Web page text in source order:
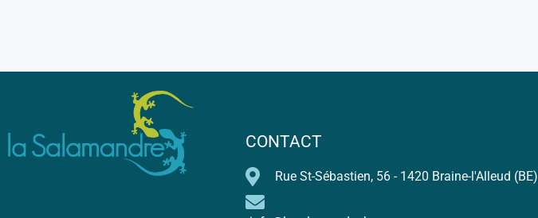
CONTACT
Rue St-Sébastien, 56 - 1420 Braine-l'Alleud (BE)